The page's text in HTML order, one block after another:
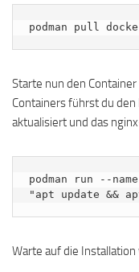
podman pull
Starte nun den
Containers führst du den
aktualisiert und das
podman run --
"apt update &&
Warte auf die